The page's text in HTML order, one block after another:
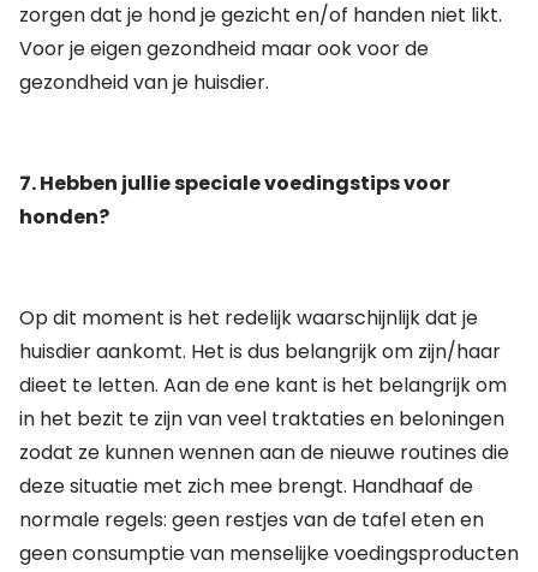
zorgen dat je hond je gezicht en/of handen niet likt.
Voor je eigen gezondheid maar ook voor de
gezondheid van je huisdier.
7. Hebben jullie speciale voedingstips voor
honden?
Op dit moment is het redelijk waarschijnlijk dat je
huisdier aankomt. Het is dus belangrijk om zijn/haar
dieet te letten. Aan de ene kant is het belangrijk om
in het bezit te zijn van veel traktaties en beloningen
zodat ze kunnen wennen aan de nieuwe routines die
deze situatie met zich mee brengt. Handhaaf de
normale regels: geen restjes van de tafel eten en
geen consumptie van menselijke voedingsproducten